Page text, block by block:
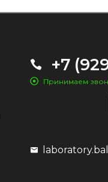
+7
Принимаем